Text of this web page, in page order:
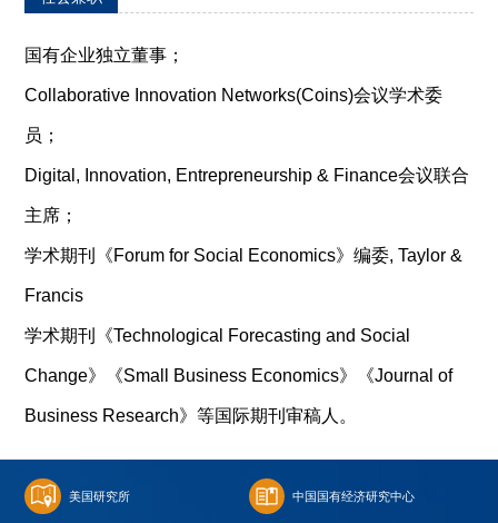
国有企业独立董事；
Collaborative Innovation Networks(Coins)会议学术委
员；
Digital, Innovation, Entrepreneurship & Finance会议联合
主席；
学术期刊《Forum for Social Economics》编委, Taylor &
Francis
学术期刊《Technological Forecasting and Social
Change》《Small Business Economics》《Journal of
Business Research》等国际期刊审稿人。
美国研究所 中国国有经济研究中心